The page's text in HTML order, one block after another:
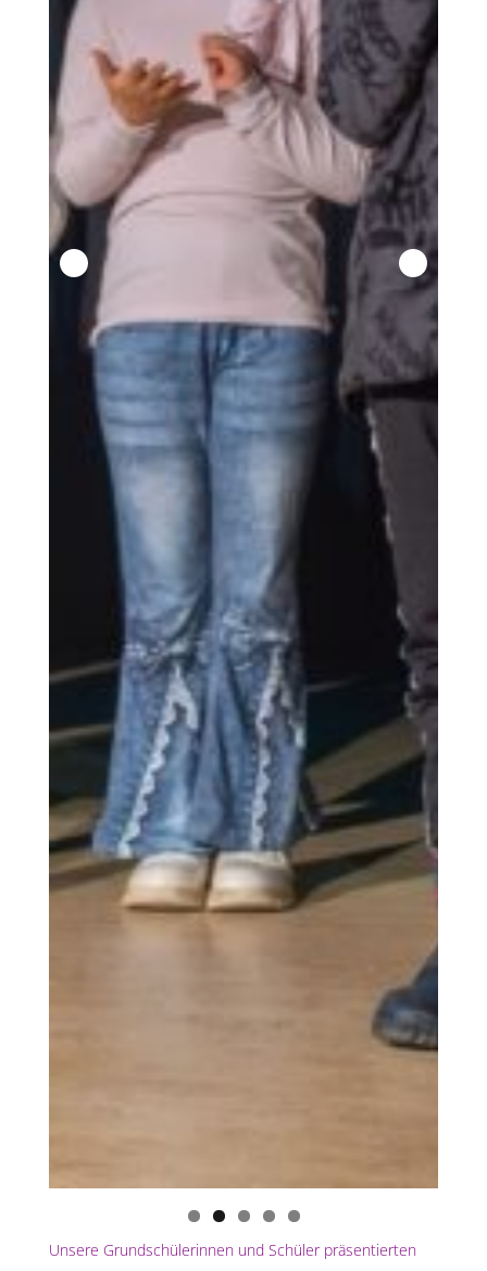
Unsere Grundschülerinnen und Schüler präsentierten